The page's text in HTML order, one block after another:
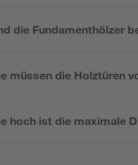
die Fundamenthölzer
müssen die Holztüren
hoch ist die maximale